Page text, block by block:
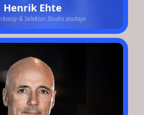
Henrik Ehte
& Selektor Studio asutaja